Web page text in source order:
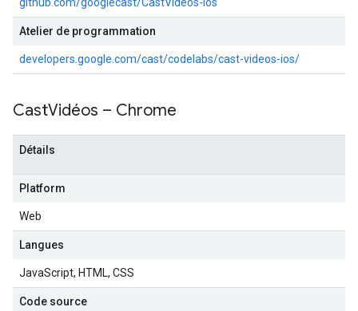
Atelier de programmation
developers.google.com/cast/codelabs/cast-videos-ios/
CastVidéos – Chrome
Détails
Platform
Web
Langues
JavaScript, HTML, CSS
Code source